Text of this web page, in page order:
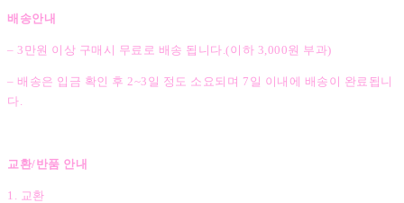
배송안내
– 3만원 이상 구매시 무료로 배송 됩니다.(이하 3,000원 부과)
– 배송은 입금 확인 후 2~3일 정도 소요되며 7일 이내에 배송이 완료됩니
다.
교환/반품 안내
1. 교환